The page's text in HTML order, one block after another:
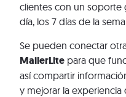
clientes con un soporte
día, los 7 días de la
Se pueden conectar
MailerLite para que
así compartir
y mejorar la